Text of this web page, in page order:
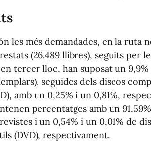
les més demandades, en la ruta
(26.489 llibres), seguits per
en tercer lloc, han suposat un
seguides dels discos
amb un 0,25% i un 0,81%,
percentatges amb un
i un 0,54% i un 0,01% de
(DVD), respectivament.